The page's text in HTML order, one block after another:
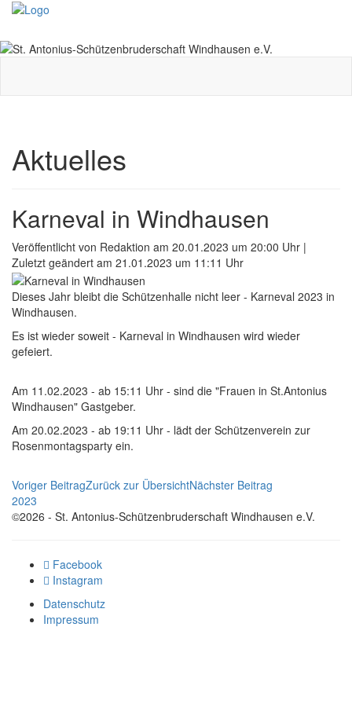
Aktuelles
Karneval in Windhausen
Veröffentlicht von Redaktion am 20.01.2023 um 20:00 Uhr |
Zuletzt geändert am 21.01.2023 um 11:11 Uhr
Dieses Jahr bleibt die Schützenhalle nicht leer - Karneval 2023 in
Windhausen.
Es ist wieder soweit - Karneval in Windhausen wird wieder
gefeiert.
Am 11.02.2023 - ab 15:11 Uhr - sind die "Frauen in St.Antonius
Windhausen" Gastgeber.
Am 20.02.2023 - ab 19:11 Uhr - lädt der Schützenverein zur
Rosenmontagsparty ein.
Voriger BeitragZurück zur ÜbersichtNächster Beitrag
2023
©2026 - St. Antonius-Schützenbruderschaft Windhausen e.V.
Facebook
Instagram
Datenschutz
Impressum